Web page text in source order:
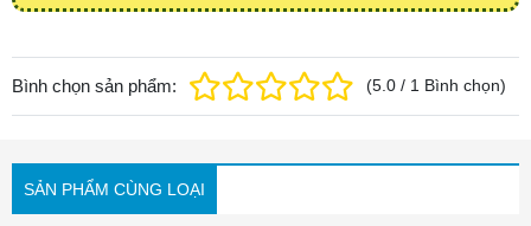
Bình chọn sản phẩm: (5.0 / 1 Bình chọn)
SẢN PHẨM CÙNG LOẠI